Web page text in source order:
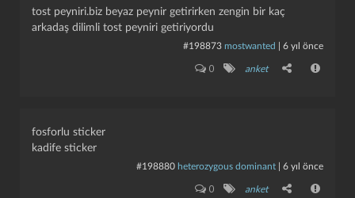
tost peyniri.biz beyaz peynir getirirken zengin bir kaç
arkadaş dilimli tost peyniri getiriyordu
#198873 mostwanted 6 yıl önce
0 anket
fosforlu sticker
kadife sticker
#198880 heterozygous dominant 6 yıl önce
0 anket